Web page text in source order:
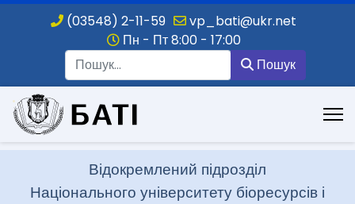
(03548) 2-11-59
vp_bati@ukr.net
Пн - Пт 8:00 - 17:00
Пошук
.
Відокремлений підрозділ
Національного університету біоресурсів і